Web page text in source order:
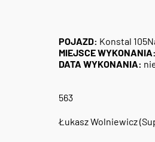
POJAZD: Konstal
MIEJSCE WYKONANIA:
DATA WYKONANIA:
563
Łukasz Wolniewicz